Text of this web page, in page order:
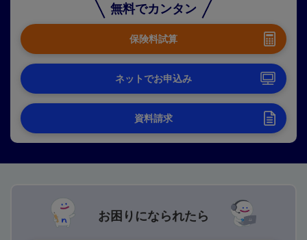
無料でカンタン
保険料試算
ネットでお申込み
資料請求
お困りになられたら